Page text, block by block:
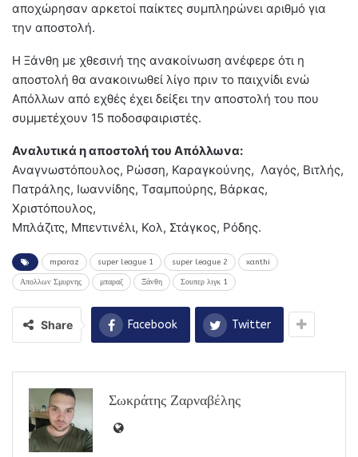
αποχώρησαν αρκετοί παίκτες συμπληρώνει αριθμό για
την αποστολή.
Η Ξάνθη με χθεσινή της ανακοίνωση ανέφερε ότι η
αποστολή θα ανακοινωθεί λίγο πριν το παιχνίδι ενώ
Απόλλων από εχθές έχει δείξει την αποστολή του που
συμμετέχουν 15 ποδοσφαιριστές.
Αναλυτικά η αποστολή του Απόλλωνα:
Αναγνωστόπουλος, Ρώσση, Καραγκούνης, Λαγός, Βιτλής,
Πατράλης, Ιωαννίδης, Τσαμπούρης, Βάρκας,
Χριστόπουλος,
Μπλάζιτς, Μπεντινέλι, Κολ, Στάγκος, Ρόδης.
mparaz super league 1 super league 2 xanthi
Απολλων Σμυρνης μπαραζ Ξάνθη Σουπερ λιγκ 1
Share Facebook Twitter
Σωκράτης Ζαρναβέλης